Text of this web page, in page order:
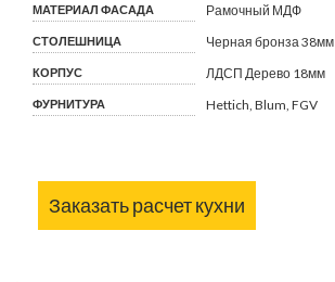
МАТЕРИАЛ ФАСАДА Рамочный МДФ
СТОЛЕШНИЦА Черная бронза 38мм
КОРПУС ЛДСП Дерево 18мм
ФУРНИТУРА Hettich, Blum, FGV
Заказать расчет кухни